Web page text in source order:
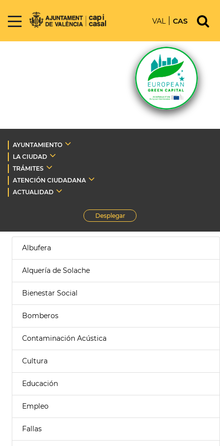
VAL CAS
AYUNTAMIENTO
LA CIUDAD
TRÁMITES
ATENCIÓN CIUDADANA
ACTUALIDAD
Desplegar
Albufera
Alquería de Solache
Bienestar Social
Bomberos
Contaminación Acústica
Cultura
Educación
Empleo
Fallas